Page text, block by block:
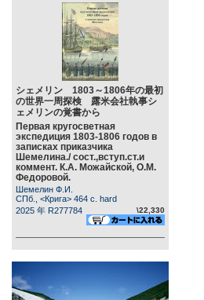
シェメリン 1803～1806年の最初
の世界一周探検 露米会社執事シ
ェメリンの覚書から
Первая кругосветная
экспедиция 1803-1806 годов в
записках приказчика
Шемелина./ сост.,вступ.ст.и
коммент. К.А. Можайской, О.М.
Федоровой.
Шемелин Ф.И.
СПб., <Крига> 464 c. hard
2025 年 R277784
\22,330